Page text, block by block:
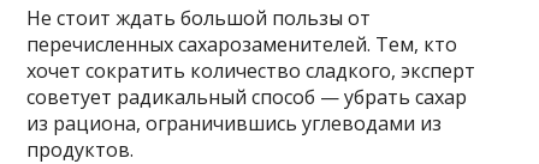
Не стоит ждать большой пользы от
перечисленных сахарозаменителей. Тем, кто
хочет сократить количество сладкого, эксперт
советует радикальный способ — убрать сахар
из рациона, ограничившись углеводами из
продуктов.